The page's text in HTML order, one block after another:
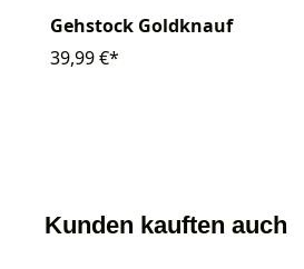
Gehstock Goldknauf
39,99 €*
Kunden kauften auch